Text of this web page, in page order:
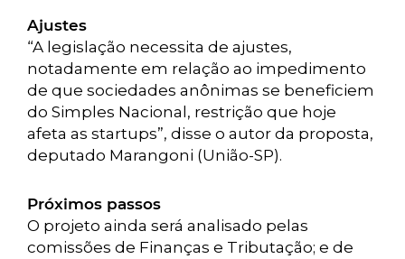
Ajustes
“A legislação necessita de ajustes,
notadamente em relação ao impedimento
de que sociedades anônimas se beneficiem
do Simples Nacional, restrição que hoje
afeta as startups”, disse o autor da proposta,
deputado Marangoni (União-SP).
Próximos passos
O projeto ainda será analisado pelas
comissões de Finanças e Tributação; e de